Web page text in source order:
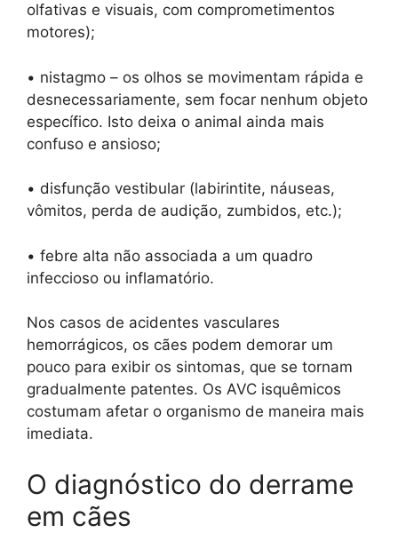
olfativas e visuais, com comprometimentos
motores);
• nistagmo – os olhos se movimentam rápida e
desnecessariamente, sem focar nenhum objeto
específico. Isto deixa o animal ainda mais
confuso e ansioso;
• disfunção vestibular (labirintite, náuseas,
vômitos, perda de audição, zumbidos, etc.);
• febre alta não associada a um quadro
infeccioso ou inflamatório.
Nos casos de acidentes vasculares
hemorrágicos, os cães podem demorar um
pouco para exibir os sintomas, que se tornam
gradualmente patentes. Os AVC isquêmicos
costumam afetar o organismo de maneira mais
imediata.
O diagnóstico do derrame
em cães